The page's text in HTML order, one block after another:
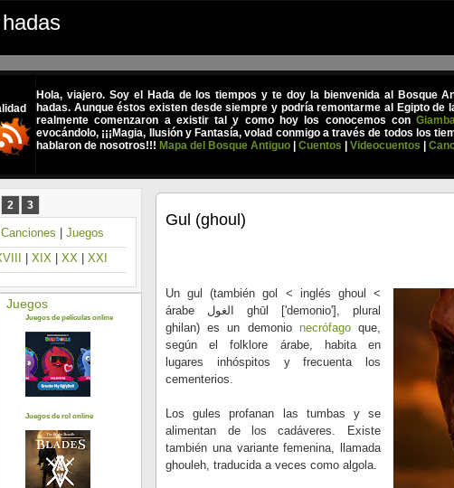
Hola, viajero. Soy el Hada de los tiempos y te doy la bienvenida al Bosque
hadas. Aunque éstos existen desde siempre y podría remontarme al Egipto de
realmente comenzaron a existir tal y como hoy los conocemos con
evocándolo, ¡¡¡Magia, Ilusión y Fantasía, volad conmigo a través de todos los
hablaron de nosotros!!! Mapa del Bosque Antiguo Cuentos Videocuentos
Gul (ghoul)
Un gul (también gol < inglés ghoul <
árabe الغول ghūl ['demonio'], plural
ghilan) es un demonio necrófagoque,
según el folklore árabe, habita en
lugares inhóspitos y frecuenta los
cementerios.
Los gules profanan las tumbas y se
alimentan de los cadáveres. Existe
también una variante femenina, llamada
ghouleh, traducida a veces como algola.
2 3
Canciones
Juegos
XIX XX XXI
Juegos
Juegos de películas online
Juegos de rol online